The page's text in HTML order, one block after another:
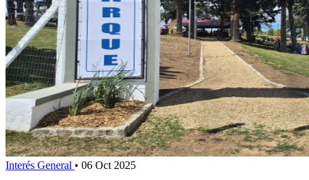
Interés General • 06 Oct 2025